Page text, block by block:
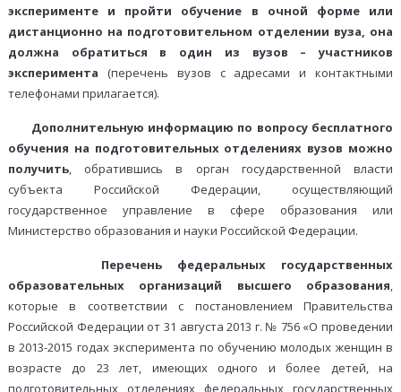
эксперименте и пройти обучение в очной форме или
дистанционно на подготовительном отделении вуза, она
должна обратиться в один из вузов – участников
эксперимента (перечень вузов с адресами и контактными
телефонами прилагается).
Дополнительную информацию по вопросу бесплатного
обучения на подготовительных отделениях вузов можно
получить, обратившись в орган государственной власти
субъекта Российской Федерации, осуществляющий
государственное управление в сфере образования или
Министерство образования и науки Российской Федерации.
Перечень федеральных государственных
образовательных организаций высшего образования,
которые в соответствии с постановлением Правительства
Российской Федерации от 31 августа 2013 г. № 756 «О проведении
в 2013-2015 годах эксперимента по обучению молодых женщин в
возрасте до 23 лет, имеющих одного и более детей, на
подготовительных отделениях федеральных государственных